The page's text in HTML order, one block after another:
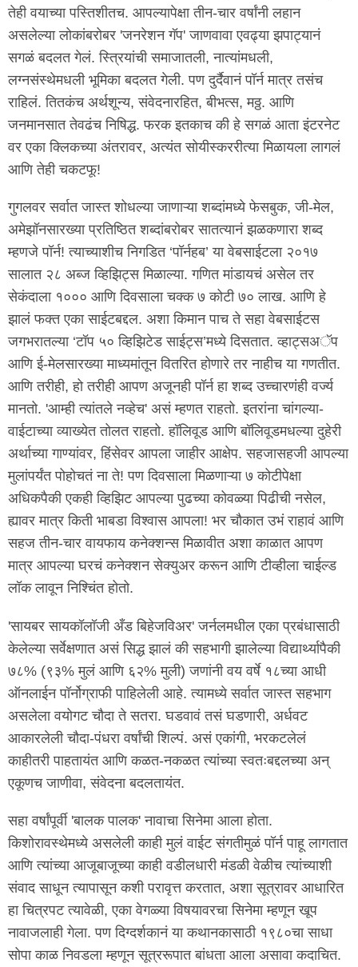
तेही वयाच्या पस्तिशीतच. आपल्यापेक्षा तीन-चार वर्षांनी लहान
असलेल्या लोकांबरोबर 'जनरेशन गॅप' जाणवावा एवढ्या झपाट्यानं
सगळं बदलत गेलं. स्त्रियांची समाजातली, नात्यांमधली,
लग्नसंस्थेमधली भूमिका बदलत गेली. पण दुर्दैवानं पॉर्न मात्र तसंच
राहिलं. तितकंच अर्थशून्य, संवेदनारहित, बीभत्स, मठ्ठ. आणि
जनमानसात तेवढंच निषिद्ध. फरक इतकाच की हे सगळं आता इंटरनेट
वर एका क्लिकच्या अंतरावर, अत्यंत सोयीस्कररीत्या मिळायला लागलं
आणि तेही चकटफू!
गुगलवर सर्वात जास्त शोधल्या जाणाऱ्या शब्दांमध्ये फेसबुक, जी-मेल,
अमेझॉनसारख्या प्रतिष्ठित शब्दांबरोबर सातत्यानं झळकणारा शब्द
म्हणजे पॉर्न! त्याच्याशीच निगडित ‘पॉर्नहब’ या वेबसाईटला २०१७
सालात २८ अब्ज व्हिझिट्स मिळाल्या. गणित मांडायचं असेल तर
सेकंदाला १००० आणि दिवसाला चक्क ७ कोटी ७० लाख. आणि हे
झालं फक्त एका साईटबद्दल. अशा किमान पाच ते सहा वेबसाईटस
जगभरातल्या ‘टॉप ५० व्हिझिटेड साईट्स’मध्ये दिसतात. व्हाट्सअॅप
आणि ई-मेलसारख्या माध्यमांतून वितरित होणारे तर नाहीच या गणतीत.
आणि तरीही, हो तरीही आपण अजूनही पॉर्न हा शब्द उच्चारणंही वर्ज्य
मानतो. 'आम्ही त्यांतले नव्हेच' असं म्हणत राहतो. इतरांना चांगल्या-
वाईटाच्या व्याख्येत तोलत राहतो. हॉलिवूड आणि बॉलिवूडमधल्या दुहेरी
अर्थाच्या गाण्यांवर, हिंसेवर आपला जाहीर आक्षेप. सहजासहजी आपल्या
मुलांपर्यंत पोहोचतं ना ते! पण दिवसाला मिळणाऱ्या ७ कोटीपेक्षा
अधिकपैकी एकही व्हिझिट आपल्या पुढच्या कोवळ्या पिढीची नसेल,
ह्यावर मात्र किती भाबडा विश्वास आपला! भर चौकात उभं राहावं आणि
सहज तीन-चार वायफाय कनेक्शन्स मिळावीत अशा काळात आपण
मात्र आपल्या घरचं कनेक्शन सेक्युअर करून आणि टीव्हीला चाईल्ड
लॉक लावून निश्चिंत होतो.
'सायबर सायकॉलॉजी अँड बिहेजविअर' जर्नलमधील एका प्रबंधासाठी
केलेल्या सर्वेक्षणात असं सिद्ध झालं की सहभागी झालेल्या विद्यार्थ्यापैकी
७८% (९३% मुलं आणि ६२% मुली) जणांनी वय वर्षे १८च्या आधी
ऑनलाईन पॉर्नोग्राफी पाहिलेली आहे. त्यामध्ये सर्वात जास्त सहभाग
असलेला वयोगट चौदा ते सतरा. घडवावं तसं घडणारी, अर्धवट
आकारलेली चौदा-पंधरा वर्षांची शिल्पं. असं एकांगी, भरकटलेलं
काहीतरी पाहतायंत आणि कळत-नकळत त्यांच्या स्वतःबद्दलच्या अन्
एकूणच जाणीवा, संवेदना बदलतायंत.
सहा वर्षांपूर्वी 'बालक पालक' नावाचा सिनेमा आला होता.
किशोरावस्थेमध्ये असलेली काही मुलं वाईट संगतीमुळं पॉर्न पाहू लागतात
आणि त्यांच्या आजूबाजूच्या काही वडीलधारी मंडळी वेळीच त्यांच्याशी
संवाद साधून त्यापासून कशी परावृत्त करतात, अशा सूत्रावर आधारित
हा चित्रपट त्यावेळी, एका वेगळ्या विषयावरचा सिनेमा म्हणून खूप
नावाजलाही गेला. पण दिग्दर्शकानं या कथानकासाठी १९८०चा साधा
सोपा काळ निवडला म्हणून सूत्ररूपात बांधता आला असावा कदाचित.